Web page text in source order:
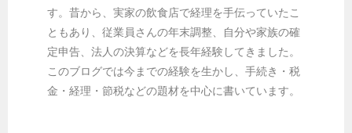
す。昔から、実家の飲食店で経理を手伝っていたこ
ともあり、従業員さんの年末調整、自分や家族の確
定申告、法人の決算などを長年経験してきました。
このブログでは今までの経験を生かし、手続き・税
金・経理・節税などの題材を中心に書いています。